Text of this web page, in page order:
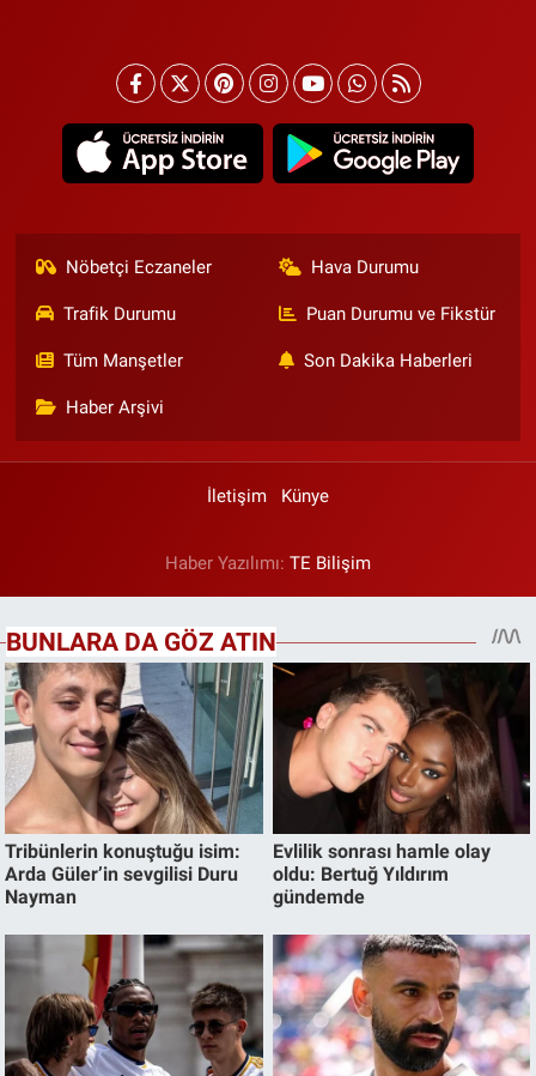
Nöbetçi Eczaneler Hava Durumu
Trafik Durumu Puan Durumu ve Fikstür
Tüm Manşetler Son Dakika Haberleri
Haber Arşivi
İletişim Künye
Haber Yazılımı: TE Bilişim